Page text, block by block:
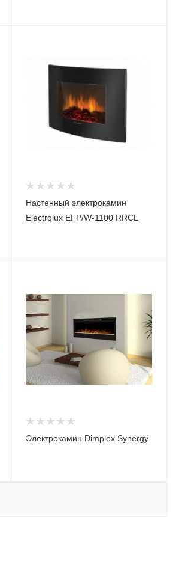
Настенный электрокамин
Electrolux EFP/W-1100 RRCL
Электрокамин Dimplex Synergy